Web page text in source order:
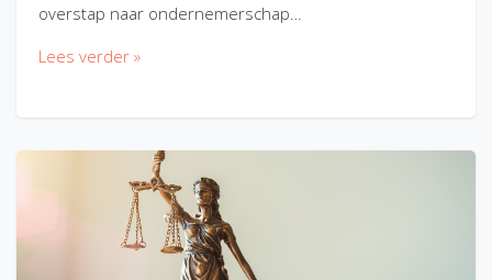
overstap naar ondernemerschap…
Lees verder »